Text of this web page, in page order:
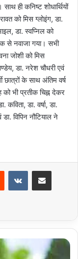
ही कनिष्ट शोधार्थियों
को मिस ग्लोइंग, डा.
डा. स्वप्निल को
से नवाजा गया। सभी
जोशी को मिस
डा. नरेश चौधरी एवं
छात्रों के साथ अंतिम वर्ष
भी प्रतीक चिह्न देकर
कविता, डा. वर्षा, डा.
विपिन नौटियाल ने
Reddit VKontakteShare via Email